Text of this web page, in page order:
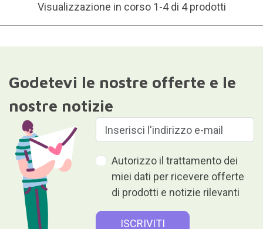
Visualizzazione in corso 1-4 di 4 prodotti
Godetevi le nostre offerte e le
nostre notizie
Autorizzo il trattamento dei
miei dati per ricevere offerte
di prodotti e notizie rilevanti